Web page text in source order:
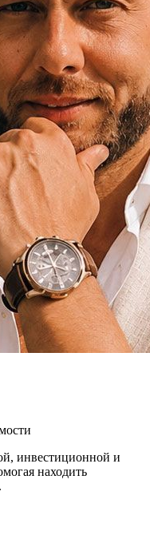
инвестиционной и
находить